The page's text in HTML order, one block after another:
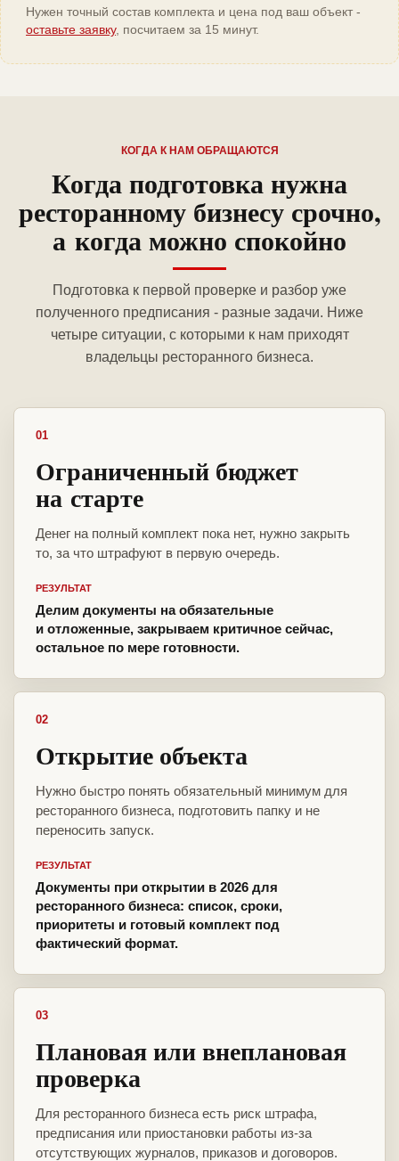
Нужен точный состав комплекта и цена под ваш объект -
оставьте заявку, посчитаем за 15 минут.
КОГДА К НАМ ОБРАЩАЮТСЯ
Когда подготовка нужна
ресторанному бизнесу срочно,
а когда можно спокойно
Подготовка к первой проверке и разбор уже
полученного предписания - разные задачи. Ниже
четыре ситуации, с которыми к нам приходят
владельцы ресторанного бизнеса.
01
Ограниченный бюджет
на старте
Денег на полный комплект пока нет, нужно закрыть
то, за что штрафуют в первую очередь.
РЕЗУЛЬТАТ
Делим документы на обязательные
и отложенные, закрываем критичное сейчас,
остальное по мере готовности.
02
Открытие объекта
Нужно быстро понять обязательный минимум для
ресторанного бизнеса, подготовить папку и не
переносить запуск.
РЕЗУЛЬТАТ
Документы при открытии в 2026 для
ресторанного бизнеса: список, сроки,
приоритеты и готовый комплект под
фактический формат.
03
Плановая или внеплановая
проверка
Для ресторанного бизнеса есть риск штрафа,
предписания или приостановки работы из-за
отсутствующих журналов, приказов и договоров.